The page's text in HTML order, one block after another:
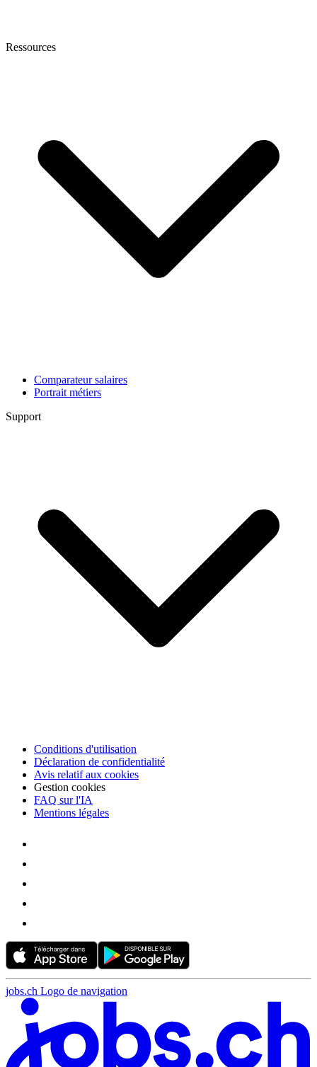
Ressources
Comparateur salaires
Portrait métiers
Support
Conditions d'utilisation
Déclaration de confidentialité
Avis relatif aux cookies
Gestion cookies
FAQ sur l'IA
Mentions légales
jobs.ch Logo de navigation